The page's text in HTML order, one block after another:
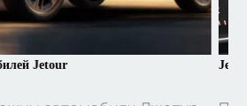
Jetour